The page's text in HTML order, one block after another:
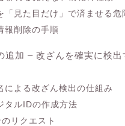
「見た目だけ」で済ませる危
報削除の手順
追加 – 改ざんを確実に検出
による改ざん検出の仕組み
タルIDの作成方法
リクエスト